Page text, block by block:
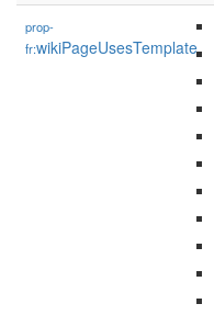
prop-
fr:wikiPageUsesTemplate